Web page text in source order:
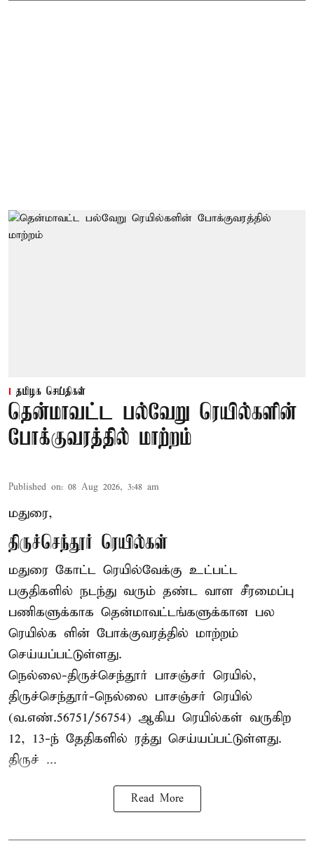
தமிழக செய்திகள்
தென்மாவட்ட பல்வேறு ரெயில்களின்
போக்குவரத்தில் மாற்றம்
Published on: 08 Aug 2026, 3:48 am
மதுரை,
திருச்செந்தூர் ரெயில்கள்
மதுரை கோட்ட ரெயில்வேக்கு உட்பட்ட
பகுதிகளில் நடந்து வரும் தண்ட வாள சீரமைப்பு
பணிகளுக்காக தென்மாவட்டங்களுக்கான பல
ரெயில்க ளின் போக்குவரத்தில் மாற்றம்
செய்யப்பட்டுள்ளது.
நெல்லை-திருச்செந்தூர் பாசஞ்சர் ரெயில்,
திருச்செந்தூர்-நெல்லை பாசஞ்சர் ரெயில்
(வ.எண்.56751/56754) ஆகிய ரெயில்கள் வருகிற
12, 13-ந் தேதிகளில் ரத்து செய்யப்பட்டுள்ளது.
திருச் ...
Read More